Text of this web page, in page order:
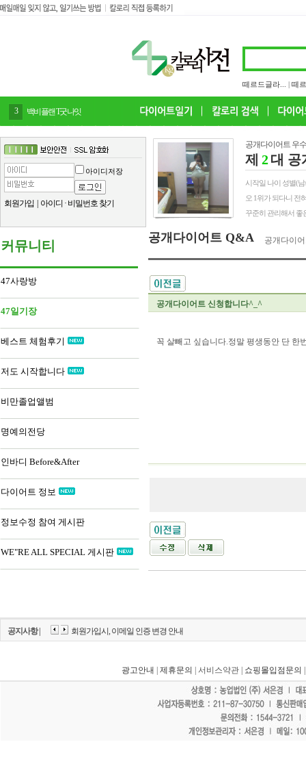
떼르드글라... 떼
4 감말랭이
아이디저장
회원가입 아이디 · 비밀번호 찾기
커뮤니티
47사랑방
47일기장
베스트 체험후기
저도 시작합니다
비만졸업앨범
명예의전당
인바디 Before&After
다이어트 정보
정보수정 참여 게시판
WE"RE ALL SPECIAL 게시판
공개다이어트 우
제 2대 공
시작일 나이 성별(남
오 1위가 되다니 전
꾸준히 관리해서 좋
공개다이어트 Q&A 공개다이
공개다이어트 신청합니다^_^
꼭 살빼고 싶습니다.정말 평생동안 단 한
공지사항 | 회원가입시, 이메일 인증 변경 안내
광고안내 제휴문의 | 서비스약관 | 쇼핑몰입점문의
"홈페이지 모든 게시물에